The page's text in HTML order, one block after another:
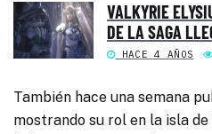
VALKYRIE
DE LA SAGA
HACE 4 AÑOS
También hace una semana
mostrando su rol en la isla